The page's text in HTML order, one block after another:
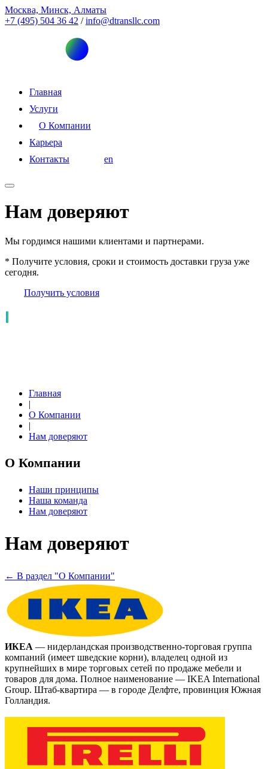
Москва, Минск, Алматы
+7 (495) 504 36 42 / info@dtransllc.com
Главная
Услуги
О Компании
Карьера
Контакты
en
Нам доверяют
Мы гордимся нашими клиентами и партнерами.
* Получите условия, сроки и стоимость доставки груза уже
сегодня.
Получить условия
Главная
|
О Компании
|
Нам доверяют
О Компании
Наши принципы
Наша команда
Нам доверяют
Нам доверяют
← В раздел "О Компании"
ИКЕА — нидерландская производственно-торговая группа
компаний (имеет шведские корни), владелец одной из
крупнейших в мире торговых сетей по продаже мебели и
товаров для дома. Полное наименование — IKEA International
Group. Штаб-квартира — в городе Делфте, провинция Южная
Голландия.